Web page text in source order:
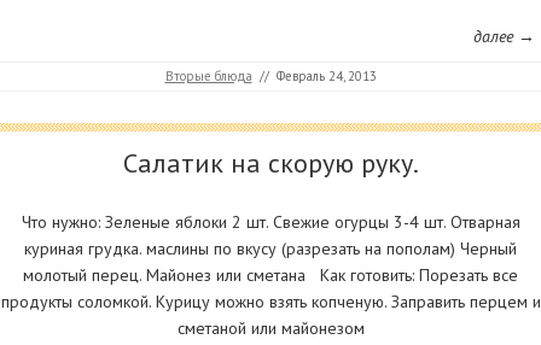
далее →
Вторые блюда // Февраль 24, 2013
Салатик на скорую руку.
Что нужно: Зеленые яблоки 2 шт. Свежие огурцы 3-4 шт. Отварная
куриная грудка. маслины по вкусу (разрезать на пополам) Черный
молотый перец. Майонез или сметана Как готовить: Порезать все
продукты соломкой. Курицу можно взять копченую. Заправить перцем и
сметаной или майонезом